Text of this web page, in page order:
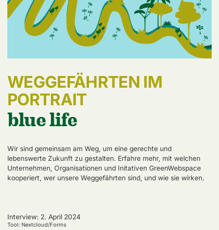
WEGGEFÄHRTEN IM
PORTRAIT
blue life
Wir sind gemeinsam am Weg, um eine gerechte und
lebenswerte Zukunft zu gestalten. Erfahre mehr, mit welchen
Unternehmen, Organisationen und Initativen GreenWebspace
kooperiert, wer unsere Weggefährten sind, und wie sie wirken.
Interview: 2. April 2024
Tool: Nextcloud/Forms